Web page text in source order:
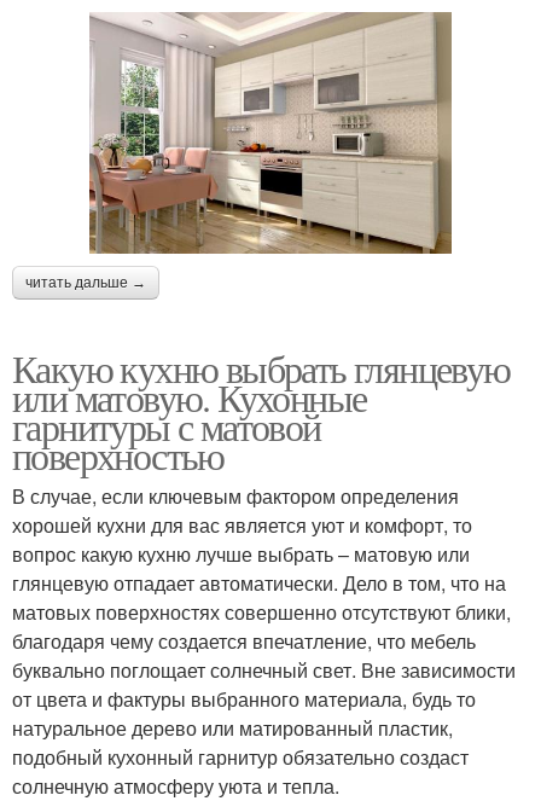
читать дальше →
Какую кухню выбрать глянцевую
или матовую. Кухонные
гарнитуры с матовой
поверхностью
В случае, если ключевым фактором определения
хорошей кухни для вас является уют и комфорт, то
вопрос какую кухню лучше выбрать – матовую или
глянцевую отпадает автоматически. Дело в том, что на
матовых поверхностях совершенно отсутствуют блики,
благодаря чему создается впечатление, что мебель
буквально поглощает солнечный свет. Вне зависимости
от цвета и фактуры выбранного материала, будь то
натуральное дерево или матированный пластик,
подобный кухонный гарнитур обязательно создаст
солнечную атмосферу уюта и тепла.